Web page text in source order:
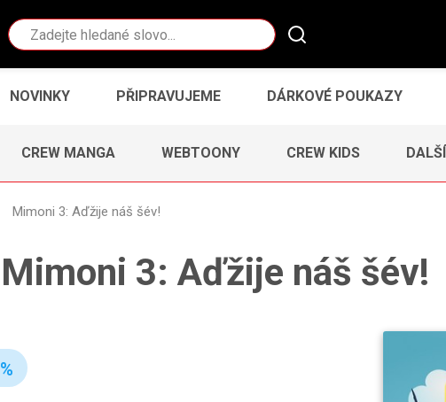
Vyhledávání
NOVINKY PŘIPRAVUJEME DÁRKOVÉ POUKAZY
CREW MANGA WEBTOONY CREW KIDS DALŠÍ
Mimoni 3: Aďžije náš šév!
Mimoni 3: Aďžije náš šév!
%